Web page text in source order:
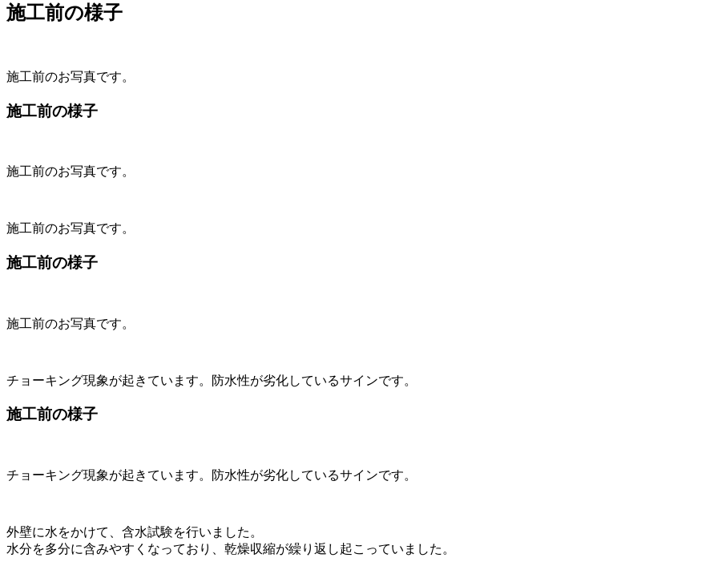
施工前の様子
施工前のお写真です。
施工前の様子
施工前のお写真です。
施工前のお写真です。
施工前の様子
施工前のお写真です。
チョーキング現象が起きています。防水性が劣化しているサインです。
施工前の様子
チョーキング現象が起きています。防水性が劣化しているサインです。
外壁に水をかけて、含水試験を行いました。
水分を多分に含みやすくなっており、乾燥収縮が繰り返し起こっていました。